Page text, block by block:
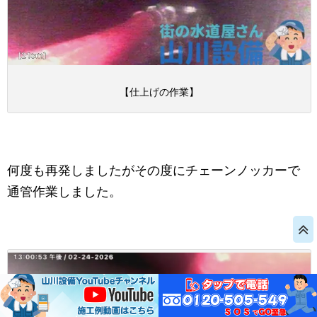
【仕上げの作業】
何度も再発しましたがその度にチェーンノッカーで
通管作業しました。